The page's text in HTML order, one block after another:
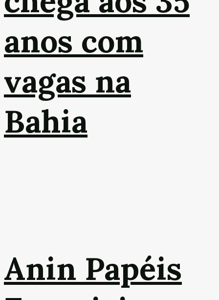
anos com
vagas na
Bahia
Anin Papéis